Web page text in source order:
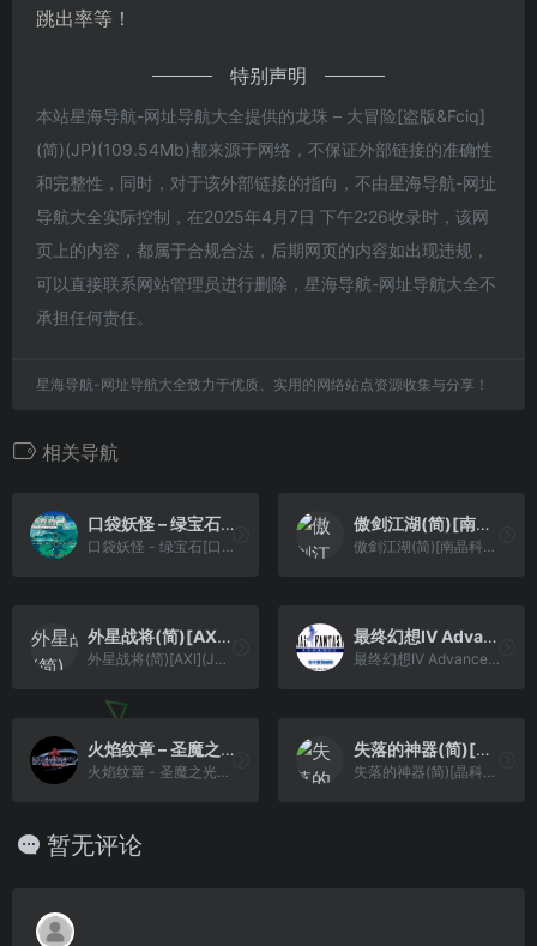
跳出率等！
特别声明
本站星海导航-网址导航大全提供的龙珠 – 大冒险[盗版&Fciq]
(简)(JP)(109.54Mb)都来源于网络，不保证外部链接的准确性
和完整性，同时，对于该外部链接的指向，不由星海导航-网址
导航大全实际控制，在2025年4月7日 下午2:26收录时，该网
页上的内容，都属于合规合法，后期网页的内容如出现违规，
可以直接联系网站管理员进行删除，星海导航-网址导航大全不
承担任何责任。
星海导航-网址导航大全致力于优质、实用的网络站点资源收集与分享！
相关导航
口袋妖怪 – 绿宝石[口袋吧](简)(JP)(128Mb)
口袋妖怪 - 绿宝石[口袋吧](简)(JP)(128Mb)
傲剑江湖(简)[南晶科技](CN)[RPG](4Mb)
傲剑江湖(简)[南晶科技](CN)[RPG](4Mb)
外星战将(简)[AXI](JP)[ACT](3.25Mb)
外星战将(简)[AXI](JP)[ACT](3.25Mb)
最终幻想IV Advance[天幻网+PGCG](v3.0)(简)(US)(64Mb)
最终幻想IV Advance[天幻网+PGCG](v3.0)(简)(US)(64Mb)
火焰纹章 – 圣魔之光石[狼组&火花天龙剑](简)(JP)(128Mb)
火焰纹章 - 圣魔之光石[狼组&火花天龙剑](简)(JP)(128Mb)
失落的神器(简)[晶科泰](CN)[RPG](8Mb)
失落的神器(简)[晶科泰](CN)[RPG](8Mb)
暂无评论